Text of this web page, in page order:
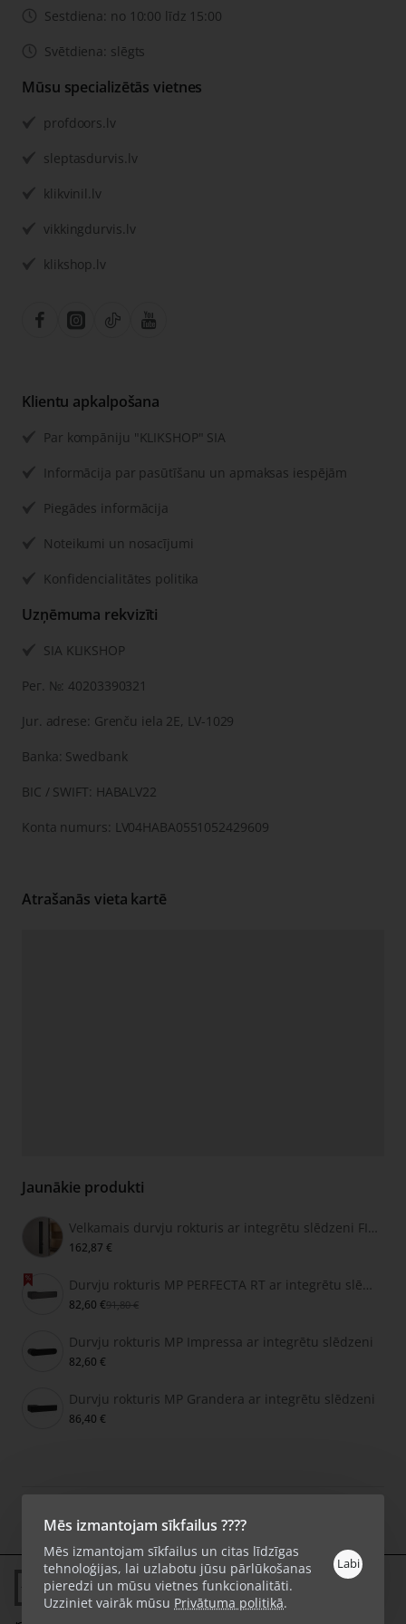
Mēs izmantojam sīkfailus ????
Mēs izmantojam sīkfailus un citas līdzīgas
tehnoloģijas, lai uzlabotu jūsu pārlūkošanas
pieredzi un mūsu vietnes funkcionalitāti.
Uzziniet vairāk mūsu Privātuma politikā.
Labi
2-3 dienas
Sestdiena: no 10:00 līdz 15:00
Svētdiena: slēgts
Mūsu specializētās vietnes
profdoors.lv
sleptasdurvis.lv
klikvinil.lv
vikkingdurvis.lv
klikshop.lv
Klientu apkalpošana
Par kompāniju "KLIKSHOP" SIA
Informācija par pasūtīšanu un apmaksas iespējām
Piegādes informācija
Noteikumi un nosacījumi
Konfidencialitātes politika
Uzņēmuma rekvizīti
SIA KLIKSHOP
Рег. №: 40203390321
Jur. adrese: Grenču iela 2E, LV-1029
Banka: Swedbank
BIC / SWIFT: HABALV22
Konta numurs: LV04HABA0551052429609
Atrašanās vieta kartē
Jaunākie produkti
162,87 €
82,60 €91,80 €
Durvju rokturis MP Impressa ar integrētu slēdzeni
82,60 €
Durvju rokturis MP Grandera ar integrētu slēdzeni
86,40 €
Autortiesības © 2026, KlikShop.lv, Visas tiesības aizsargātas.